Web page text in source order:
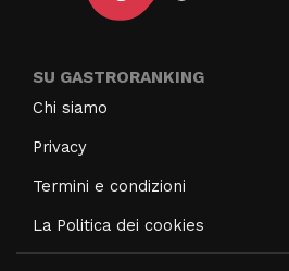
SU GASTRORANKING
Chi siamo
Privacy
Termini e condizioni
La Politica dei cookies